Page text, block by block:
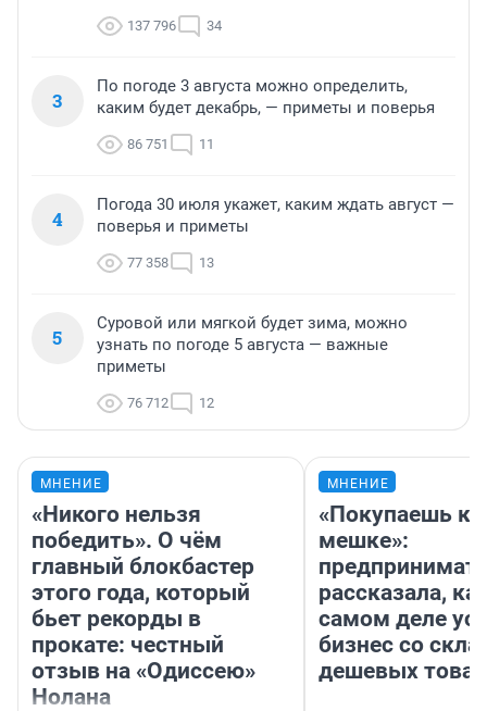
137 796 34
3
По погоде 3 августа можно определить,
каким будет декабрь, — приметы и поверья
86 751 11
4
Погода 30 июля укажет, каким ждать август —
поверья и приметы
77 358 13
5
Суровой или мягкой будет зима, можно
узнать по погоде 5 августа — важные
приметы
76 712 12
МНЕНИЕ
«Никого нельзя
победить». О чём
главный блокбастер
этого года, который
бьет рекорды в
прокате: честный
отзыв на «Одиссею»
Нолана
МНЕНИЕ
«Покупаешь
мешке»:
рассказала,
самом деле
бизнес со
дешевых